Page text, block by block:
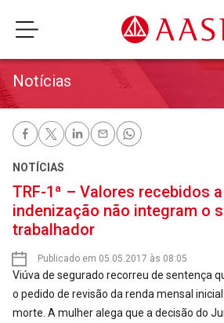
Notícias
NOTÍCIAS
TRF-1ª – Valores recebidos
indenização não integram o
trabalhador
Publicado em 05.05.2017 às 08:05
Viúva de segurado recorreu de sentença
o pedido de revisão da renda mensal
morte. A mulher alega que a decisão do